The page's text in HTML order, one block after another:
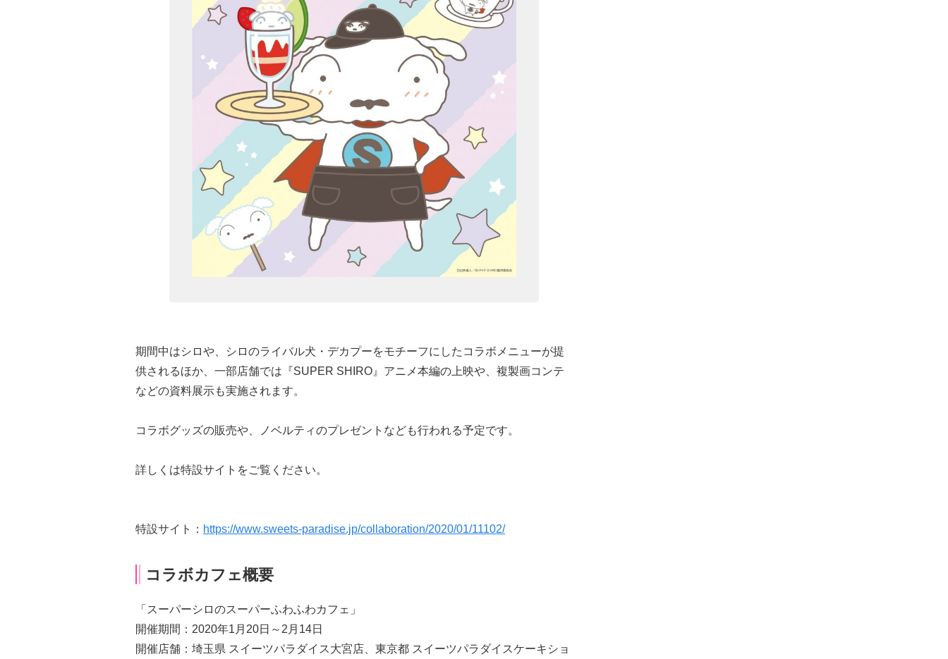
期間中はシロや、シロのライバル犬・デカプーをモチーフにしたコラボメニューが提
供されるほか、一部店舗では『SUPER SHIRO』アニメ本編の上映や、複製画コンテ
などの資料展示も実施されます。
コラボグッズの販売や、ノベルティのプレゼントなども行われる予定です。
詳しくは特設サイトをご覧ください。
特設サイト： https://www.sweets-paradise.jp/collaboration/2020/01/11102/
コラボカフェ概要
「スーパーシロのスーパーふわふわカフェ」
開催期間：2020年1月20日～2月14日
開催店舗：埼玉県 スイーツパラダイス大宮店、東京都 スイーツパラダイスケーキショ